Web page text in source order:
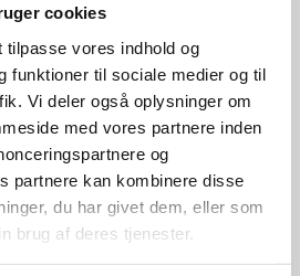
cookies
vores indhold og
funktioner til sociale medier og til
Vi deler også oplysninger om
med vores partnere inden
og
partnere kan kombinere disse
du har givet dem, eller som
brug af deres tjenester.
Find overbevisende
på den etiske debat!